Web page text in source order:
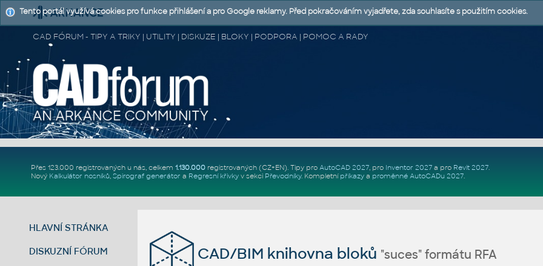
CAD FÓRUM - TIPY A TRIKY | UTILITY | DISKUZE | BLOKY | PODPORA | POMOC A RADY
Přes 123.000 registrovaných u nás, celkem 1.130.000registrovaných (CZ+EN). Tipy pro AutoCAD 2027, pro Inventor 2027a pro Revit 2027.
Nový Kalkulátor nosníků, Spirograf generátor a Regresní křivkyv sekci Převodníky. Kompletní příkazya proměnné AutoCADu 2027.
HLAVNÍ STRÁNKA
DISKUZNÍ FÓRUM CAD/BIM knihovna bloků "suces" formátu RFA
Tento portál využívá cookies pro funkce přihlášení a pro Google reklamy. Před pokračováním vyjadřete, zda souhlasíte s použitím cookies.